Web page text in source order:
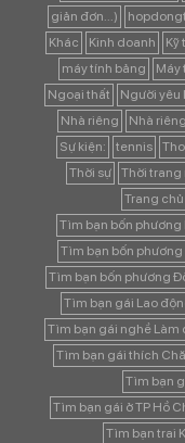
giản đơn...)
Khác
Kinh doanh Kỹ
máy tính bảng
Máy
Ngoại thất
Người yêu
Nhà riêng
Nhà
Sự kiện:
tennis
Thời sự
Thời trang
Trang chủ
Tìm bạn bốn phương
Tìm bạn bốn phương
Tìm bạn bốn phương
Tìm bạn gái Lao
Tìm bạn gái nghề Làm
Tìm bạn gái thích
Tìm bạn
Tìm bạn gái ở TP Hồ
Tìm bạn trai